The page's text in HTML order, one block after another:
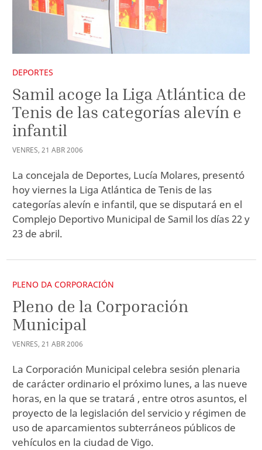
DEPORTES
Samil acoge la Liga Atlántica de
Tenis de las categorías alevín e
infantil
VENRES, 21 ABR2006
La concejala de Deportes, Lucía Molares, presentó
hoy viernes la Liga Atlántica de Tenis de las
categorías alevín e infantil, que se disputará en el
Complejo Deportivo Municipal de Samil los días 22 y
23 de abril.
PLENO DA CORPORACIÓN
Pleno de la Corporación
Municipal
VENRES, 21 ABR2006
La Corporación Municipal celebra sesión plenaria
de carácter ordinario el próximo lunes, a las nueve
horas, en la que se tratará , entre otros asuntos, el
proyecto de la legislación del servicio y régimen de
uso de aparcamientos subterráneos públicos de
vehículos en la ciudad de Vigo.